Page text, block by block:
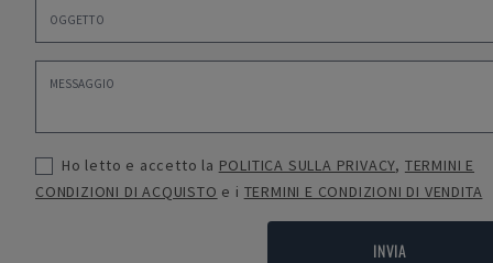
Ho letto e accetto la POLITICA SULLA PRIVACY, TERMINI E
CONDIZIONI DI ACQUISTO e i TERMINI E CONDIZIONI DI VENDITA
INVIA